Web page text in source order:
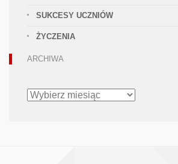
SUKCESY UCZNIÓW
ŻYCZENIA
ARCHIWA
ARCHIWA